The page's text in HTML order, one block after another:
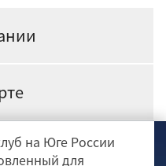
на Юге России
для